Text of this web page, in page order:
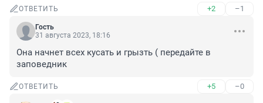
ОТВЕТИТЬ +2 –1
Гость
31 августа 2023, 18:16
Она начнет всех кусать и грызть ( передайте в
заповедник
ОТВЕТИТЬ +5 –0